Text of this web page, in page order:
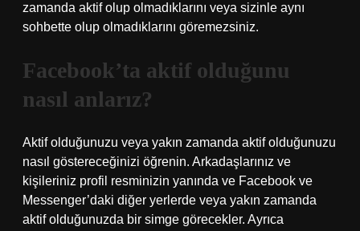
zamanda aktif olup olmadıklarını veya sizinle aynı
sohbette olup olmadıklarını göremezsiniz.
Facebook’ta aktif olduğunu
nasıl anlarız?
Aktif olduğunuzu veya yakın zamanda aktif olduğunuzu
nasıl göstereceğinizi öğrenin. Arkadaşlarınız ve
kişileriniz profil resminizin yanında ve Facebook ve
Messenger’daki diğer yerlerde veya yakın zamanda
aktif olduğunuzda bir simge görecekler. Ayrıca